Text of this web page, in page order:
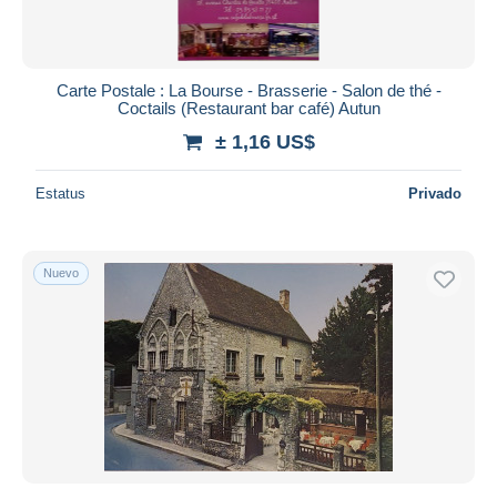
Carte Postale : La Bourse - Brasserie - Salon de thé -
Coctails (Restaurant bar café) Autun
± 1,16 US$
Estatus Privado
Nuevo